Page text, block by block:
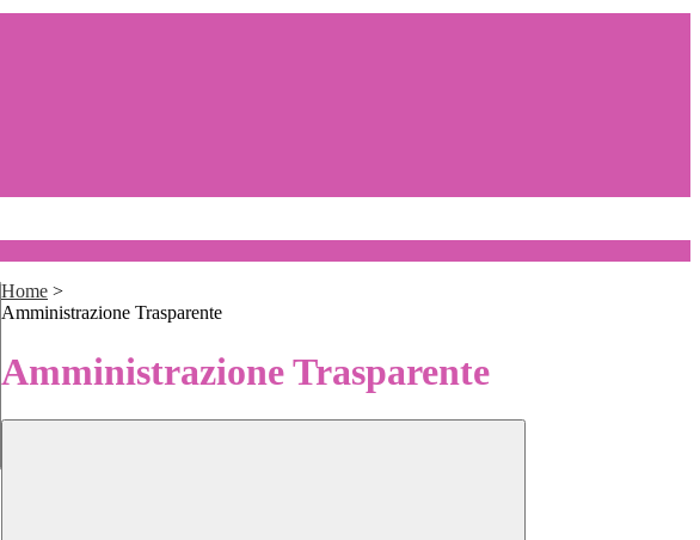
Home >
Amministrazione Trasparente
Amministrazione Trasparente